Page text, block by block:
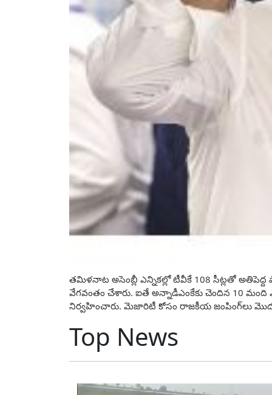
తమిళనాట‌ అసెంబ్లీ ఎన్నికల్లో టీవీకే 108 సీట్లతో
వేగవంతం చేశారు. ఐతే అన్నాడీఎంకేకు చెందిన 10
నిర్వహించారు. మెజారిటీ కోసం రాజకీయ జంపింగ్‌లు
Top News